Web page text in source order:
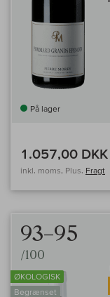
På lager
1.057,00 DKK
inkl. moms, Plus. Fragt
93–95
/100
ØKOLOGISK
Begrænset